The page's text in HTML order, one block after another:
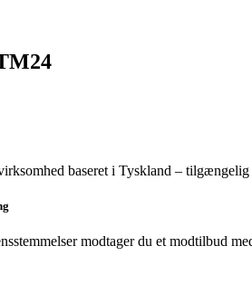
baseret i Tyskland –
modtager du et modtilbud